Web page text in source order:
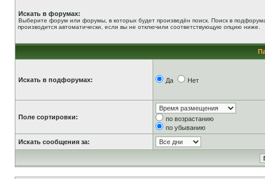
Искать в форумах:
Выберите форум или форумы, в которых будет произведён поиск. Поиск в
производится автоматически, если вы не отключили соответствующую опцию ниже.
Искать в подфорумах: Да Нет
Поле сортировки:
по возрастанию
по убыванию
Искать сообщения за: